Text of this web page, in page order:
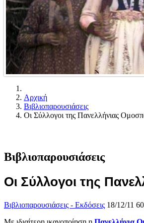
Αρχική
Βιβλιοπαρουσιάσεις
Οι Σύλλογοι της Πανελλήνιας
Βιβλιοπαρουσιάσεις
Οι Σύλλογοι της
Βιβλιοπαρουσιάσεις - Εκδόσεις 18/12/11